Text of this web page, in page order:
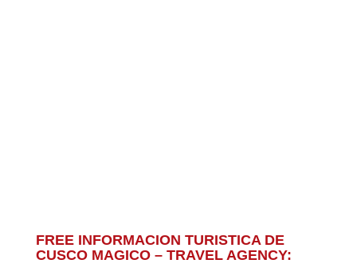
FREE INFORMACION TURISTICA DE
CUSCO MAGICO – TRAVEL AGENCY: